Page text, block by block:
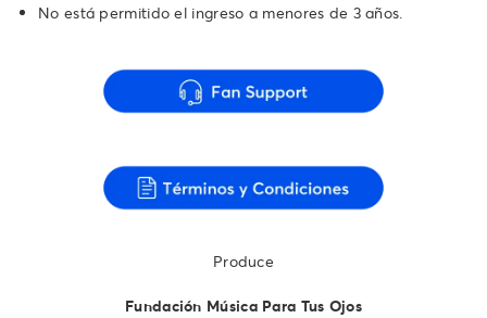
No está permitido el ingreso a menores de 3 años.
Produce
Fundación Música Para Tus Ojos